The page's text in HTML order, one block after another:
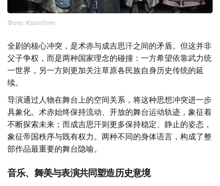
Фото: Kazinform
全剧的核心冲突，是术赤与成吉思汗之间的矛盾。但这并非
父子争权，而是两种国家理念的碰撞：一方希望依靠武力统
一世界，另一方则更加关注草原各民族自身历史传统的延
续。
导演通过人物在舞台上的空间关系，将这种思想冲突进一步
具象化。术赤始终保持流动、开放的舞台运动轨迹，象征着
不断探索未来；而成吉思汗则更多保持稳定、静止的姿态，
象征帝国秩序与既有权力。两种不同的身体语言，构成了整
部作品最重要的舞台隐喻。
音乐、舞美与表演共同塑造历史意境